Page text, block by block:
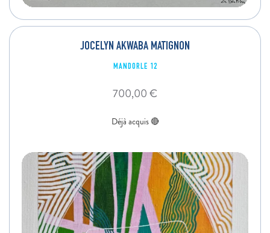
JOCELYN AKWABA MATIGNON
MANDORLE 12
700,00€